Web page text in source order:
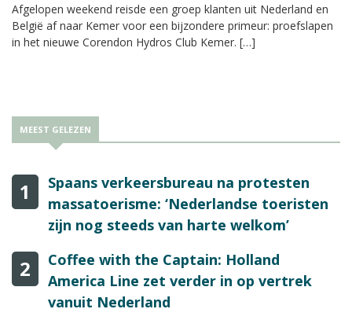
Afgelopen weekend reisde een groep klanten uit Nederland en
België af naar Kemer voor een bijzondere primeur: proefslapen
in het nieuwe Corendon Hydros Club Kemer. […]
MEEST GELEZEN
1
Spaans verkeersbureau na protesten
massatoerisme: ‘Nederlandse toeristen
zijn nog steeds van harte welkom’
2
Coffee with the Captain: Holland
America Line zet verder in op vertrek
vanuit Nederland